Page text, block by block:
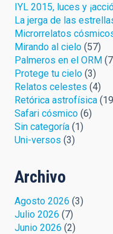
IYL 2015, luces y
La jerga de las
Microrrelatos
Mirando al cielo (57)
Palmeros en el ORM
Protege tu cielo (3)
Relatos celestes (4)
Retórica astrofísica
Safari cósmico (6)
Sin categoría (1)
Uni-versos (3)
Archivo
Agosto 2026 (3)
Julio 2026 (7)
Junio 2026 (2)